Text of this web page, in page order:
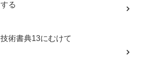
する
技術書典13にむけて